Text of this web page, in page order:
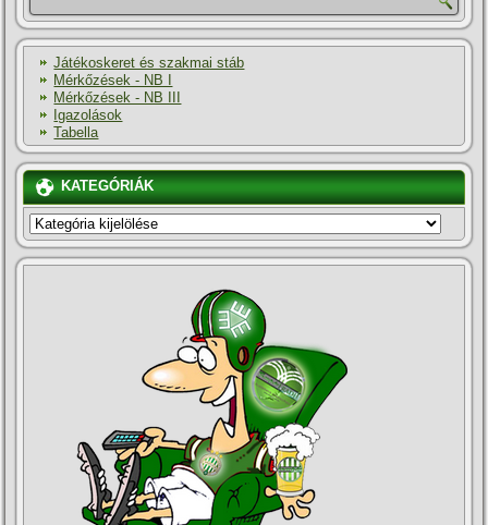
Játékoskeret és szakmai stáb
Mérkőzések - NB I
Mérkőzések - NB III
Igazolások
Tabella
KATEGÓRIÁK
KATEGÓRIÁK